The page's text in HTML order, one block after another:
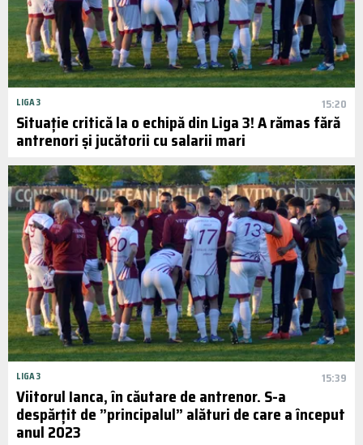
LIGA 3 15:20
Situație critică la o echipă din Liga 3! A rămas fără
antrenori și jucătorii cu salarii mari
LIGA 3 15:39
Viitorul Ianca, în căutare de antrenor. S-a
despărțit de ”principalul” alături de care a început
anul 2023